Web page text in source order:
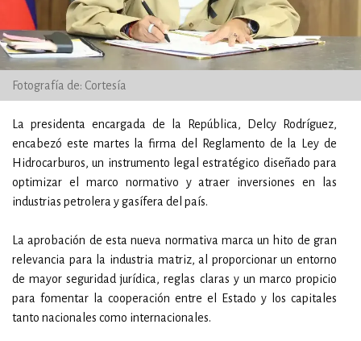
Fotografía de: Cortesía
La presidenta encargada de la República, Delcy Rodríguez,
encabezó este martes la firma del Reglamento de la Ley de
Hidrocarburos, un instrumento legal estratégico diseñado para
optimizar el marco normativo y atraer inversiones en las
industrias petrolera y gasífera del país.
La aprobación de esta nueva normativa marca un hito de gran
relevancia para la industria matriz, al proporcionar un entorno
de mayor seguridad jurídica, reglas claras y un marco propicio
para fomentar la cooperación entre el Estado y los capitales
tanto nacionales como internacionales.